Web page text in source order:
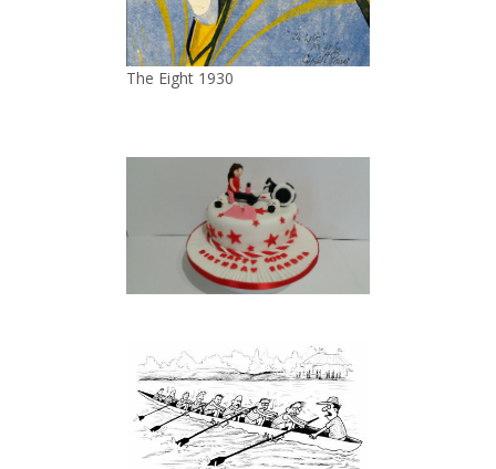
The Eight 1930